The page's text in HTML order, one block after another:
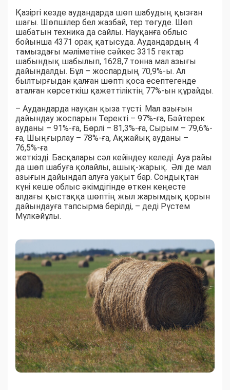
Қазіргі кезде аудандарда шөп шабудың қызған
шағы. Шөпшілер бел жазбай, тер төгуде. Шөп
шабатын техника да сайлы. Науқанға облыс
бойынша 4371 орақ қатысуда. Аудандардың 4
тамыздағы мәліметіне сәйкес 3315 гектар
шабындық шабылып, 1628,7 тонна мал азығы
дайындалды. Бұл – жоспардың 70,9%-ы. Ал
былтырғыдан қалған шөпті қоса есептегенде
аталған көрсеткіш қажеттіліктің 77%-ын құрайды.
– Аудандарда науқан қыза түсті. Мал азығын
дайындау жоспарын Теректі – 97%-ға, Бәйтерек
ауданы – 91%-ға, Бөрлі – 81,3%-ға, Сырым – 79,6%-
ға, Шыңғырлау – 78%-ға, Ақжайық ауданы –
76,5%-ға
жеткізді. Басқалары сәл кейіндеу келеді. Ауа райы
да шөп шабуға қолайлы, ашық-жарық. Әлі де мал
азығын дайындап алуға уақыт бар. Сондықтан
күні кеше облыс әкімдігінде өткен кеңесте
алдағы қыстаққа шөптің жыл жарымдық қорын
дайындауға тапсырма берілді, – деді Рүстем
Мүлкәйұлы.